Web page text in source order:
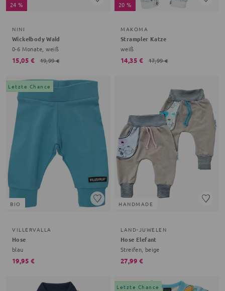
24 %
NINI
Wickelbody Wald
0-6 Monate, weiß
15,05 € 19,99 €
20 %
MAKOMA
Strampler Katze
weiß
14,35 € 17,99 €
Letzte Chance
BIO
VILLERVALLA
Hose
blau
19,95 €
HANDMADE
LAND-JUWELEN
Hose Elefant
Streifen, beige
27,99 €
Letzte Chance